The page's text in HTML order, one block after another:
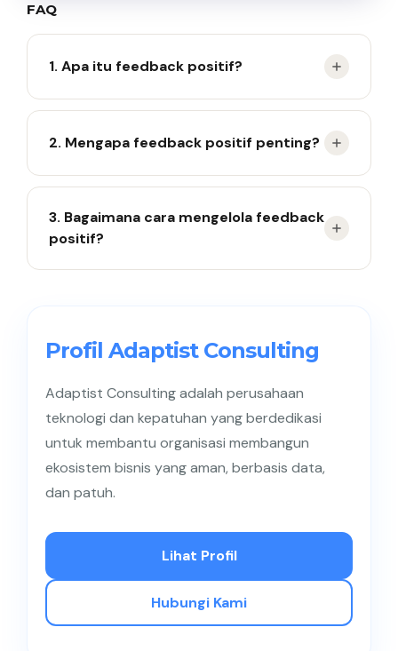
FAQ
1. Apa itu feedback positif?
yang menunjukkan kepuasan terhadap layanan
2. Mengapa feedback positif penting?
kepercayaan pelanggan.
3. Bagaimana cara mengelola feedback
positif?
Profil Adaptist Consulting
Adaptist Consulting adalah perusahaan
teknologi dan kepatuhan yang berdedikasi
untuk membantu organisasi membangun
ekosistem bisnis yang aman, berbasis data,
dan patuh.
Lihat Profil
Hubungi Kami